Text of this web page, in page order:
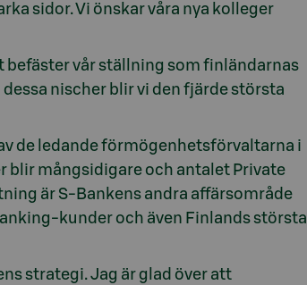
sidor. Vi önskar våra nya kolleger
befäster vår ställning som finländarnas
nischer blir vi den fjärde största
de ledande förmögenhetsförvaltarna i
blir mångsidigare och antalet Private
är S-Bankens andra affärsområde
kunder och även Finlands största
strategi. Jag är glad över att